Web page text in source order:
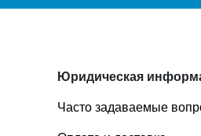
Юридическая
Часто задаваемые